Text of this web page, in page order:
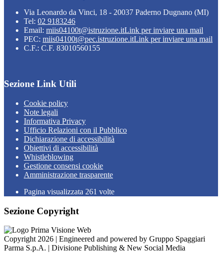
Via Leonardo da Vinci, 18 - 20037 Paderno Dugnano (MI)
Tel: 02 9183246
Email: miis04100t@istruzione.itLink per inviare una mail
PEC: miis04100t@pec.istruzione.itLink per inviare una mail
C.F.: C.F. 83010560155
Sezione Link Utili
Cookie policy
Note legali
Informativa Privacy
Ufficio Relazioni con il Pubblico
Dichiarazione di accessibilità
Obiettivi di accessibilità
Whistleblowing
Gestione consensi cookie
Amministrazione trasparente
Pagina visualizzata 261 volte
Sezione Copyright
Copyright 2026 | Engineered and powered by Gruppo Spaggiari
Parma S.p.A. | Divisione Publishing & New Social Media